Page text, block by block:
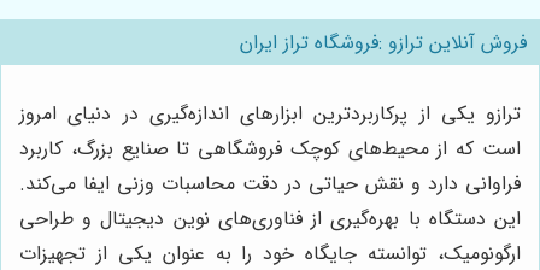
فروش آنلاین ترازو :فروشگاه تراز ایران
ترازو یکی از پرکاربردترین ابزارهای اندازه‌گیری در دنیای امروز
است که از محیط‌های کوچک فروشگاهی تا صنایع بزرگ، کاربرد
فراوانی دارد و نقش حیاتی در دقت محاسبات وزنی ایفا می‌کند.
این دستگاه با بهره‌گیری از فناوری‌های نوین دیجیتال و طراحی
ارگونومیک، توانسته جایگاه خود را به عنوان یکی از تجهیزات